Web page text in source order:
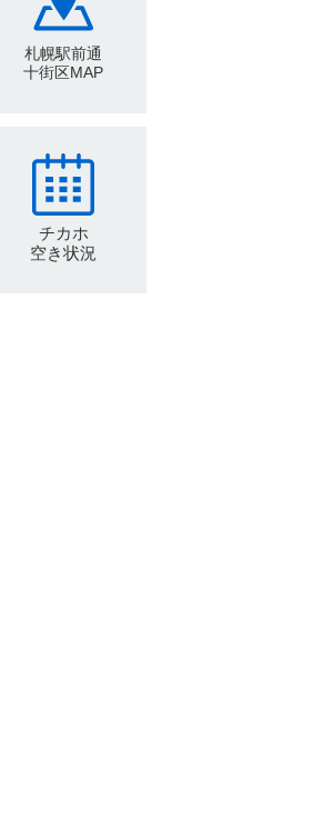
札幌駅前通
十街区MAP
チカホ
空き状況